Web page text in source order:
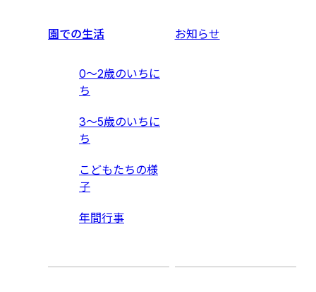
園での生活
0〜2歳のいちに
ち
3〜5歳のいちに
ち
こどもたちの様
子
年間行事
お知らせ